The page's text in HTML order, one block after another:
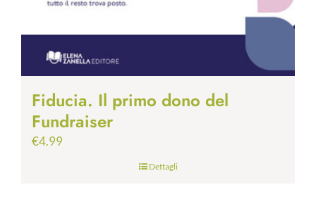
Fiducia. Il primo dono del
Fundraiser
€4.99
Dettagli